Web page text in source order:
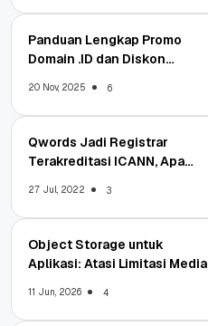
Panduan Lengkap Promo
Domain .ID dan Diskon
20 Nov, 2025 6
Qwords Jadi Registrar
Terakreditasi ICANN, Apa
27 Jul, 2022 3
Object Storage untuk
Aplikasi: Atasi Limitasi Media
11 Jun, 2026 4